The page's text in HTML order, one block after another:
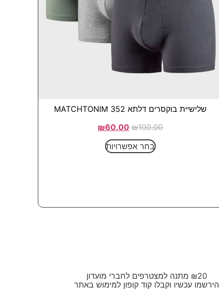
שלישיית בוקסרים דלתא 352 MATCHTONIM
₪100.00
₪60.00
בחר אפשרויות
₪20 מתנה למצטרפים לחברי מועדון
הירשמו עכשיו וקבלו קוד קופון למימוש באתר